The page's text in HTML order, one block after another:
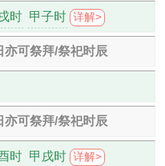
时 甲子时 详解>
亦可祭拜/祭祀时辰
亦可祭拜/祭祀时辰
时 甲戌时 详解>